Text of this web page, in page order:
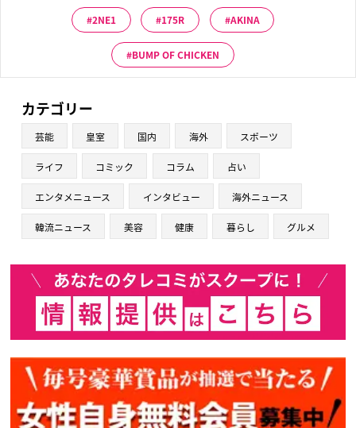
2NE1 175R AKINA
BUMP OF CHICKEN
カテゴリー
芸能 皇室 国内 海外 スポーツ
ライフ コミック コラム 占い
エンタメニュース インタビュー 海外ニュース
韓流ニュース 美容 健康 暮らし グルメ